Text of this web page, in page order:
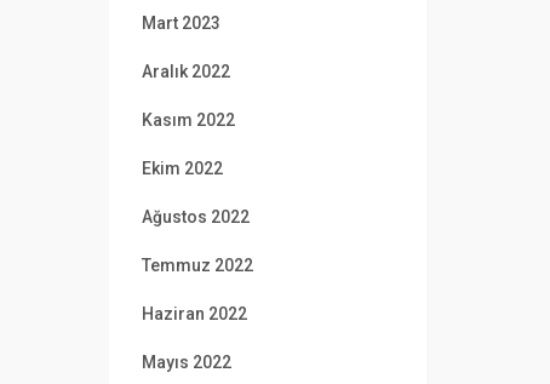
Mart 2023
Aralık 2022
Kasım 2022
Ekim 2022
Ağustos 2022
Temmuz 2022
Haziran 2022
Mayıs 2022